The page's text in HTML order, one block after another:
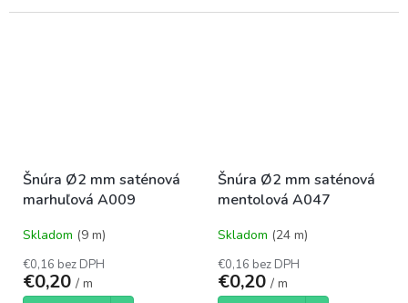
Šnúra Ø2 mm saténová
marhuľová A009
Skladom (9 m)
€0,16 bez DPH
€0,20 / m
Šnúra Ø2 mm saténová
mentolová A047
Skladom (24 m)
€0,16 bez DPH
€0,20 / m